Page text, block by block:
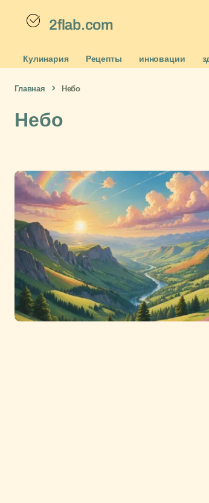
2flab.com
Кулинария Рецепты инновации
Главная Небо
Небо